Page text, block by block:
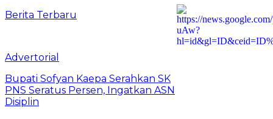
Berita Terbaru
Advertorial
Bupati Sofyan Kaepa Serahkan SK
PNS Seratus Persen, Ingatkan ASN
Disiplin